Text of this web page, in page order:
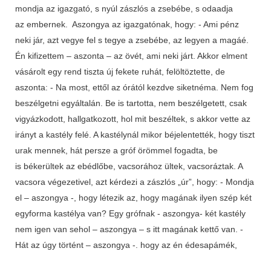
mondja az igazgató, s nyúl zászlós a zsebébe, s odaadja
az embernek. Aszongya az igazgatónak, hogy: - Ami pénz
neki jár, azt vegye fel s tegye a zsebébe, az legyen a magáé.
Én kifizettem – aszonta – az övét, ami neki járt. Akkor elment
vásárolt egy rend tiszta új fekete ruhát, felöltöztette, de
aszonta: - Na most, ettől az órától kezdve siketnéma. Nem fog
beszélgetni egyáltalán. Be is tartotta, nem beszélgetett, csak
vigyázkodott, hallgatkozott, hol mit beszéltek, s akkor vette az
irányt a kastély felé. A kastélynál mikor béjelentették, hogy tiszt
urak mennek, hát persze a gróf örömmel fogadta, be
is békerültek az ebédlőbe, vacsorához ültek, vacsoráztak. A
vacsora végezetivel, azt kérdezi a zászlós „úr”, hogy: - Mondja
el – aszongya -, hogy létezik az, hogy magának ilyen szép két
egyforma kastélya van? Egy grófnak - aszongya- két kastély
nem igen van sehol – aszongya – s itt magának kettő van. -
Hát az úgy történt – aszongya -. hogy az én édesapámék,